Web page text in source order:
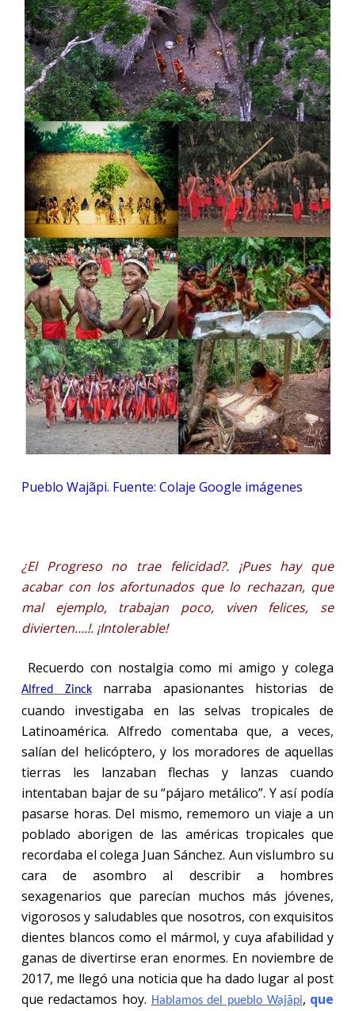
Pueblo Wajãpi. Fuente: Colaje Google imágenes
¿El Progreso no trae felicidad?. ¡Pues hay que
acabar con los afortunados que lo rechazan, que
mal ejemplo, trabajan poco, viven felices, se
divierten….!. ¡Intolerable!
Recuerdo con nostalgia como mi amigo y colega
Alfred Zincknarraba apasionantes historias de
cuando investigaba en las selvas tropicales de
Latinoamérica. Alfredo comentaba que, a veces,
salían del helicóptero, y los moradores de aquellas
tierras les lanzaban flechas y lanzas cuando
intentaban bajar de su “pájaro metálico”. Y así podía
pasarse horas. Del mismo, rememoro un viaje a un
poblado aborigen de las américas tropicales que
recordaba el colega Juan Sánchez. Aun vislumbro su
cara de asombro al describir a hombres
sexagenarios que parecían muchos más jóvenes,
vigorosos y saludables que nosotros, con exquisitos
dientes blancos como el mármol, y cuya afabilidad y
ganas de divertirse eran enormes. En noviembre de
2017, me llegó una noticia que ha dado lugar al post
que redactamos hoy. Hablamos del pueblo Wajãpi, que